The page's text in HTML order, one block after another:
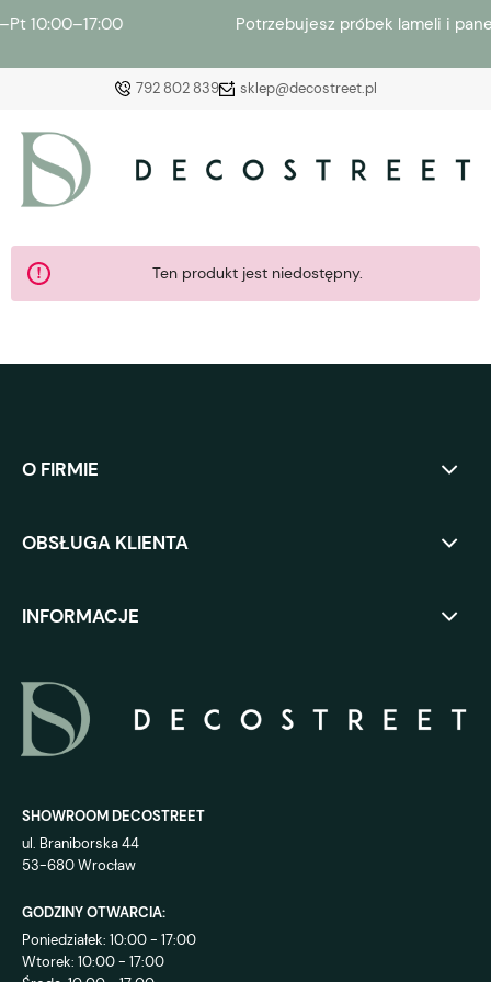
Potrzebujesz próbek lameli i paneli ściennych? →
792 802 839 sklep@decostreet.pl
Ten produkt jest niedostępny.
O FIRMIE
OBSŁUGA KLIENTA
INFORMACJE
SHOWROOM DECOSTREET
ul. Braniborska 44
53-680 Wrocław
GODZINY OTWARCIA:
Poniedziałek: 10:00 - 17:00
Wtorek: 10:00 - 17:00